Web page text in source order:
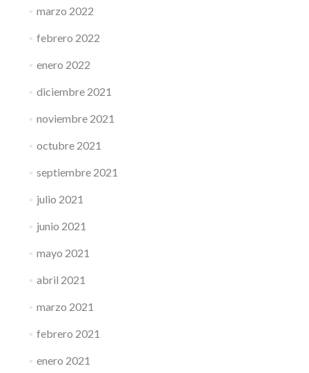
marzo 2022
febrero 2022
enero 2022
diciembre 2021
noviembre 2021
octubre 2021
septiembre 2021
julio 2021
junio 2021
mayo 2021
abril 2021
marzo 2021
febrero 2021
enero 2021